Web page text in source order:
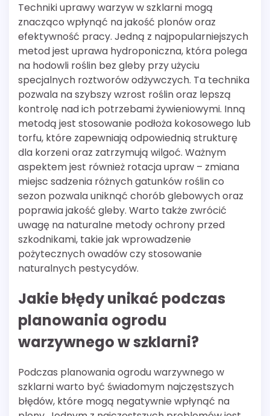
Techniki uprawy warzyw w szklarni mogą
znacząco wpłynąć na jakość plonów oraz
efektywność pracy. Jedną z najpopularniejszych
metod jest uprawa hydroponiczna, która polega
na hodowli roślin bez gleby przy użyciu
specjalnych roztworów odżywczych. Ta technika
pozwala na szybszy wzrost roślin oraz lepszą
kontrolę nad ich potrzebami żywieniowymi. Inną
metodą jest stosowanie podłoża kokosowego lub
torfu, które zapewniają odpowiednią strukturę
dla korzeni oraz zatrzymują wilgoć. Ważnym
aspektem jest również rotacja upraw – zmiana
miejsc sadzenia różnych gatunków roślin co
sezon pozwala uniknąć chorób glebowych oraz
poprawia jakość gleby. Warto także zwrócić
uwagę na naturalne metody ochrony przed
szkodnikami, takie jak wprowadzenie
pożytecznych owadów czy stosowanie
naturalnych pestycydów.
Jakie błędy unikać podczas
planowania ogrodu
warzywnego w szklarni?
Podczas planowania ogrodu warzywnego w
szklarni warto być świadomym najczęstszych
błędów, które mogą negatywnie wpłynąć na